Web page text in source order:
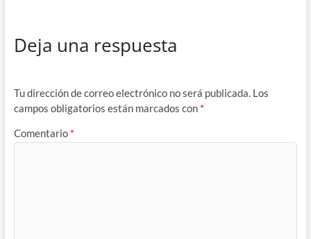
Deja una respuesta
Tu dirección de correo electrónico no será publicada. Los
campos obligatorios están marcados con *
Comentario *